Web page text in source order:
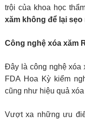
trội của khoa học
xăm không để lại sẹo
Công nghệ xóa xăm
Đây là công nghệ xóa
FDA Hoa Kỳ kiểm
cũng như hiệu quả xóa
Vượt xa những ưu